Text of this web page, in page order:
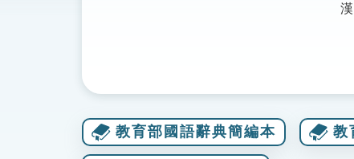
教育部國語辭典簡編本 教